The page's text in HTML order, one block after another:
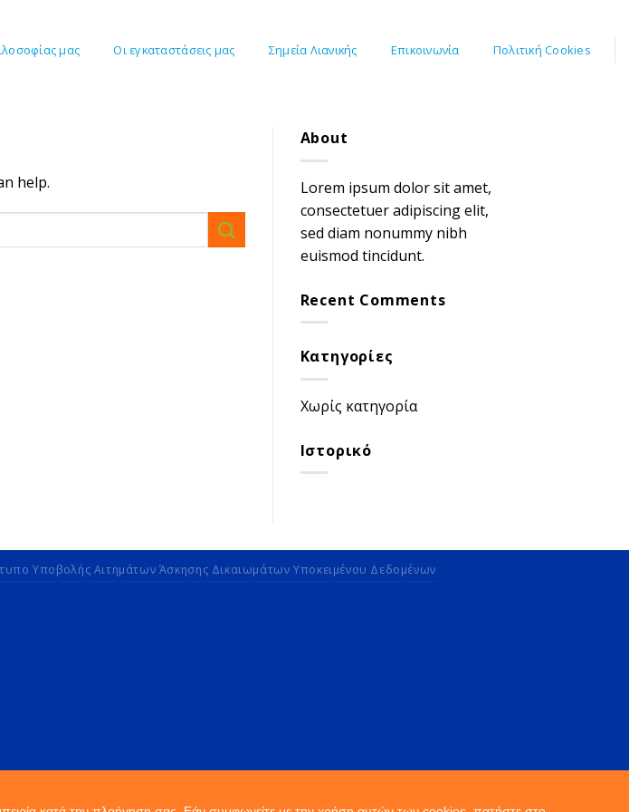
μας Οι εγκαταστάσεις μας Σημεία Λιανικής Επικοινωνία Πολιτική Cookies
help.
About
Lorem ipsum dolor sit amet,
consectetuer adipiscing elit,
sed diam nonummy nibh
euismod tincidunt.
Recent Comments
Kατηγορίες
Χωρίς κατηγορία
Ιστορικό
Υποβολής Αιτημάτων Άσκησης Δικαιωμάτων Υποκειμένου Δεδομένων